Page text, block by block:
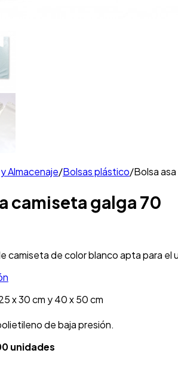
Almacenaje/Bolsas plástico/Bolsa
camiseta galga 70
camiseta de color blanco apta para
x 30 cm y 40 x 50 cm
de baja presión.
unidades